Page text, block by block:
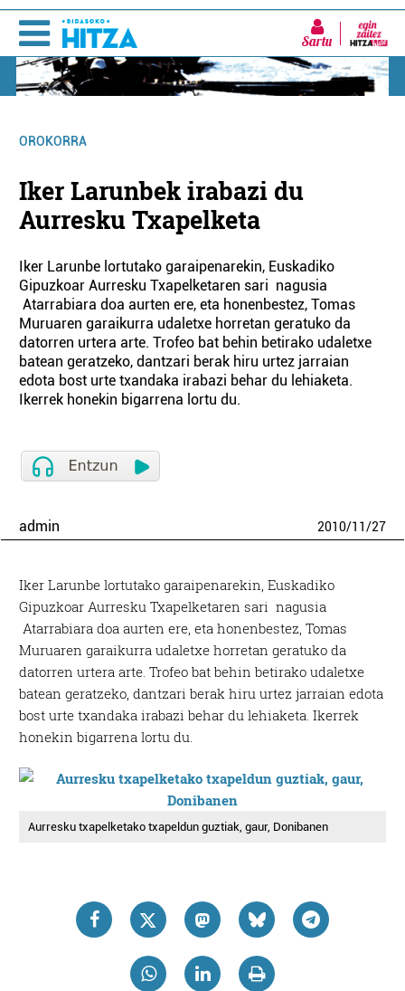
Sartu
OROKORRA
Iker Larunbek irabazi du
Aurresku Txapelketa
Iker Larunbe lortutako garaipenarekin, Euskadiko
Gipuzkoar Aurresku Txapelketaren sari nagusia
Atarrabiara doa aurten ere, eta honenbestez, Tomas
Muruaren garaikurra udaletxe horretan geratuko da
datorren urtera arte. Trofeo bat behin betirako udaletxe
batean geratzeko, dantzari berak hiru urtez jarraian
edota bost urte txandaka irabazi behar du lehiaketa.
Ikerrek honekin bigarrena lortu du.
admin 2010/11/27
Iker Larunbe lortutako garaipenarekin, Euskadiko
Gipuzkoar Aurresku Txapelketaren sari nagusia
Atarrabiara doa aurten ere, eta honenbestez, Tomas
Muruaren garaikurra udaletxe horretan geratuko da
datorren urtera arte. Trofeo bat behin betirako udaletxe
batean geratzeko, dantzari berak hiru urtez jarraian edota
bost urte txandaka irabazi behar du lehiaketa. Ikerrek
honekin bigarrena lortu du.
Aurresku txapelketako txapeldun guztiak, gaur, Donibanen